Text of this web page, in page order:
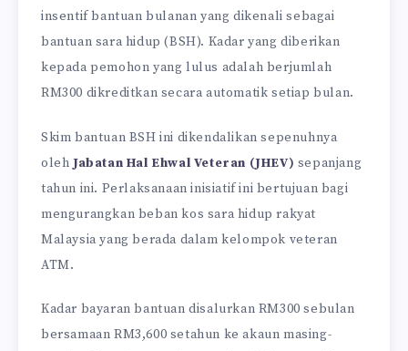
insentif bantuan bulanan yang dikenali sebagai
bantuan sara hidup (BSH). Kadar yang diberikan
kepada pemohon yang lulus adalah berjumlah
RM300 dikreditkan secara automatik setiap bulan.
Skim bantuan BSH ini dikendalikan sepenuhnya
oleh Jabatan Hal Ehwal Veteran (JHEV) sepanjang
tahun ini. Perlaksanaan inisiatif ini bertujuan bagi
mengurangkan beban kos sara hidup rakyat
Malaysia yang berada dalam kelompok veteran
ATM.
Kadar bayaran bantuan disalurkan RM300 sebulan
bersamaan RM3,600 setahun ke akaun masing-